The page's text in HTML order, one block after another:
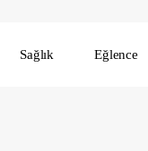
Sağlık Eğlence